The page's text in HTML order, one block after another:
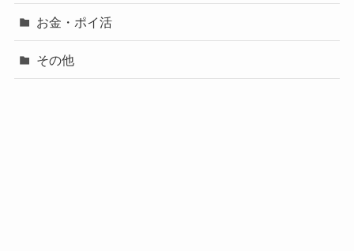
お金・ポイ活
その他